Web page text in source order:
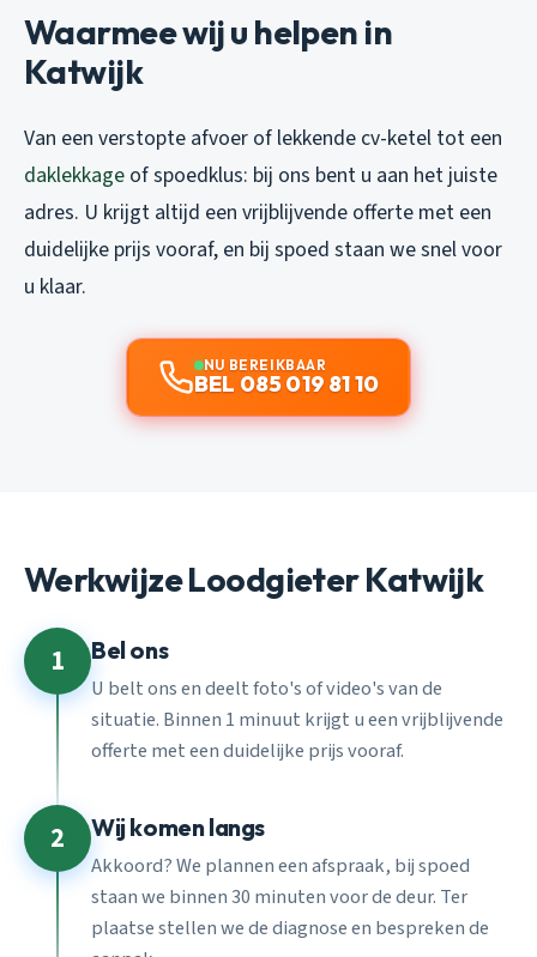
Waarmee wij u helpen in
Katwijk
Van een verstopte afvoer of lekkende cv-ketel tot een
daklekkage of spoedklus: bij ons bent u aan het juiste
adres. U krijgt altijd een vrijblijvende offerte met een
duidelijke prijs vooraf, en bij spoed staan we snel voor
u klaar.
NU BEREIKBAAR
BEL 085 019 81 10
Werkwijze Loodgieter Katwijk
1 Bel ons
U belt ons en deelt foto's of video's van de
situatie. Binnen 1 minuut krijgt u een vrijblijvende
offerte met een duidelijke prijs vooraf.
2 Wij komen langs
Akkoord? We plannen een afspraak, bij spoed
staan we binnen 30 minuten voor de deur. Ter
plaatse stellen we de diagnose en bespreken de